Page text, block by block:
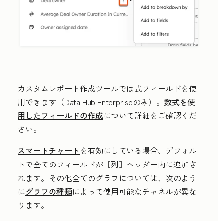
カスタムレポート作成ツールでは式フィールドを使
用できます（Data Hub Enterpriseのみ） 。 数式を使
用したフィールドの作成について詳細をご確認くだ
さい。
スマートチャートを有効にしている場合、デフォル
トで全てのフィールドが［列］ ヘッダー内に追加さ
れます。その他全てのグラフについては、次のよう
にグラフの種類によって使用可能なチャネルが異な
ります。